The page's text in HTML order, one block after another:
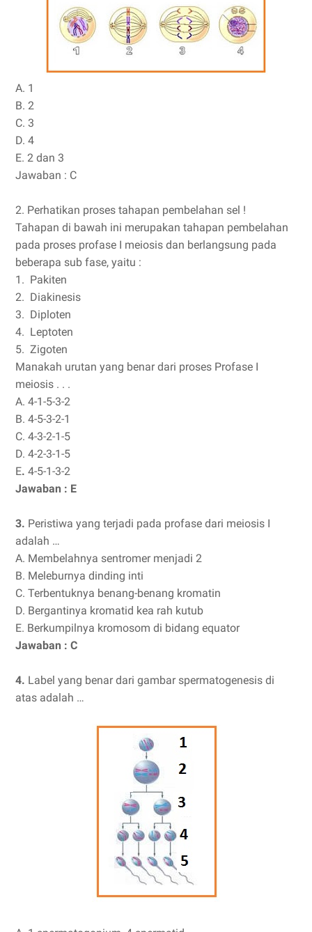
A. 1
B. 2
C. 3
D. 4
E. 2 dan 3
Jawaban : C
2. Perhatikan proses tahapan pembelahan sel !
Tahapan di bawah ini merupakan tahapan pembelahan
pada proses profase I meiosis dan berlangsung pada
beberapa sub fase, yaitu :
1. Pakiten
2. Diakinesis
3. Diploten
4. Leptoten
5. Zigoten
Manakah urutan yang benar dari proses Profase I
meiosis . . .
A. 4-1-5-3-2
B. 4-5-3-2-1
C. 4-3-2-1-5
D. 4-2-3-1-5
E. 4-5-1-3-2
Jawaban : E
3. Peristiwa yang terjadi pada profase dari meiosis I
adalah …
A. Membelahnya sentromer menjadi 2
B. Meleburnya dinding inti
C. Terbentuknya benang-benang kromatin
D. Bergantinya kromatid kea rah kutub
E. Berkumpilnya kromosom di bidang equator
Jawaban : C
4. Label yang benar dari gambar spermatogenesis di
atas adalah …